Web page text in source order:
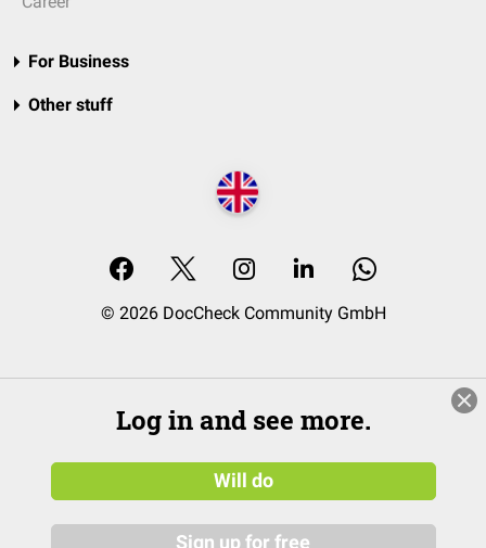
For Business
Other stuff
© 2026 DocCheck Community GmbH
Log in and see more.
Will do
Sign up for free